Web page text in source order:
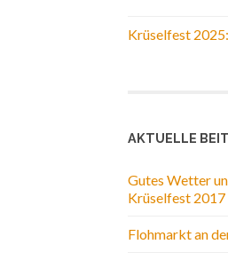
Krüselfest
AKTUELLE
Gutes Wetter
Krüselfest 2017
Flohmarkt an